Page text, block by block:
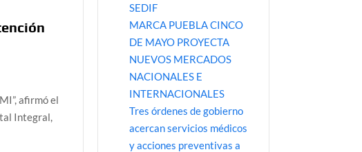
afirmó el
Integral,
SEDIF
MARCA PUEBLA CINCO
DE MAYO PROYECTA
NUEVOS MERCADOS
NACIONALES E
INTERNACIONALES
Tres órdenes de gobierno
acercan servicios médicos
y acciones preventivas a